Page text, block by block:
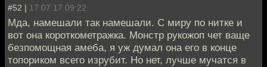
#52 | 17.07.17 09:22
Мда, намешали так намешали. С миру по нитке и
вот она короткометражка. Монстр рукожоп чет ваще
безпомощная амеба, я уж думал она его в конце
топориком всего изрубит. Но нет, лучше мучатся в